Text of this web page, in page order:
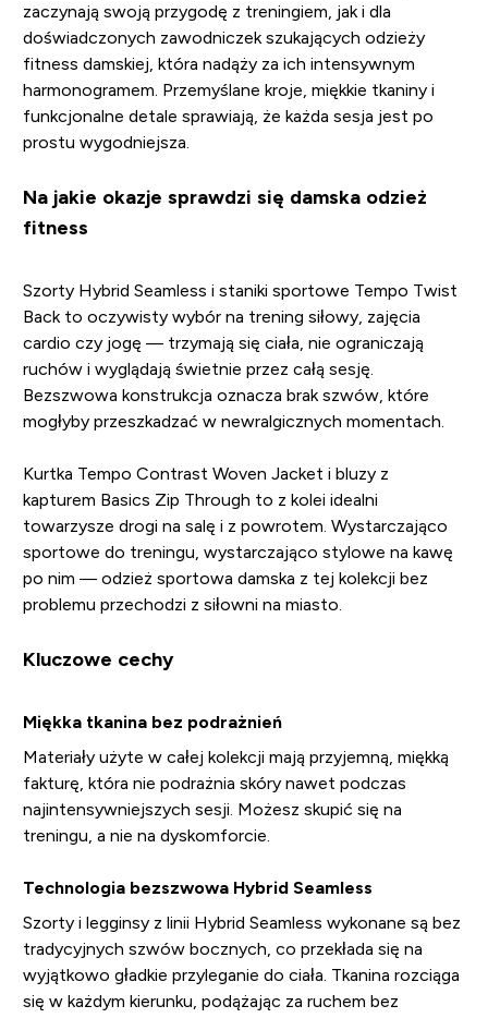
zaczynają swoją przygodę z treningiem, jak i dla
doświadczonych zawodniczek szukających odzieży
fitness damskiej, która nadąży za ich intensywnym
harmonogramem. Przemyślane kroje, miękkie tkaniny i
funkcjonalne detale sprawiają, że każda sesja jest po
prostu wygodniejsza.
Na jakie okazje sprawdzi się damska odzież
fitness
Szorty Hybrid Seamless i staniki sportowe Tempo Twist
Back to oczywisty wybór na trening siłowy, zajęcia
cardio czy jogę — trzymają się ciała, nie ograniczają
ruchów i wyglądają świetnie przez całą sesję.
Bezszwowa konstrukcja oznacza brak szwów, które
mogłyby przeszkadzać w newralgicznych momentach.
Kurtka Tempo Contrast Woven Jacket i bluzy z
kapturem Basics Zip Through to z kolei idealni
towarzysze drogi na salę i z powrotem. Wystarczająco
sportowe do treningu, wystarczająco stylowe na kawę
po nim — odzież sportowa damska z tej kolekcji bez
problemu przechodzi z siłowni na miasto.
Kluczowe cechy
Miękka tkanina bez podrażnień
Materiały użyte w całej kolekcji mają przyjemną, miękką
fakturę, która nie podrażnia skóry nawet podczas
najintensywniejszych sesji. Możesz skupić się na
treningu, a nie na dyskomforcie.
Technologia bezszwowa Hybrid Seamless
Szorty i legginsy z linii Hybrid Seamless wykonane są bez
tradycyjnych szwów bocznych, co przekłada się na
wyjątkowo gładkie przyleganie do ciała. Tkanina rozciąga
się w każdym kierunku, podążając za ruchem bez